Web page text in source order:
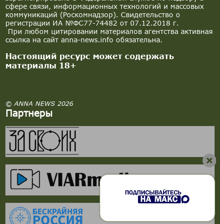
сфере связи, информационных технологий и массовых
коммуникаций (Роскомнадзор). Свидетельство о
регистрации ИА №ФС77-74482 от 07.12.2018 г.
При любом цитировании материалов агентства активная
ссылка на сайт anna-news.info обязательна.
Настоящий ресурс может содержать
материалы 18+
© ANNA NEWS 2026
Партнеры